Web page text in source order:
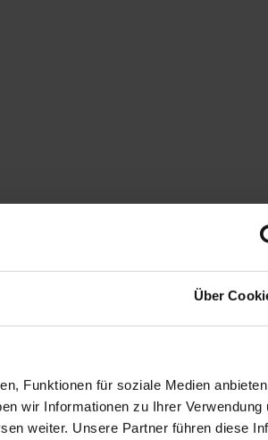
Über
Funktionen für soziale Medien
wir Informationen zu Ihrer Verwendung
weiter. Unsere Partner führen diese